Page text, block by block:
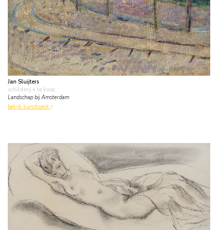
Jan Sluijters
schilderij • te koop
Landschap bij Amsterdam
bekijk kunstwerk